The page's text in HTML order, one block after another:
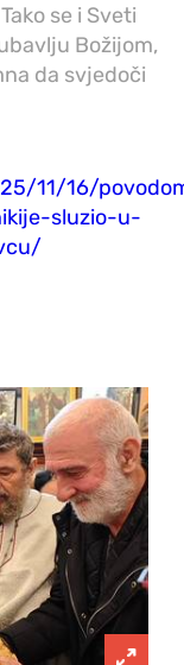
se i Sveti
Božijom,
da svjedoči
11/16/
sluzio-u-